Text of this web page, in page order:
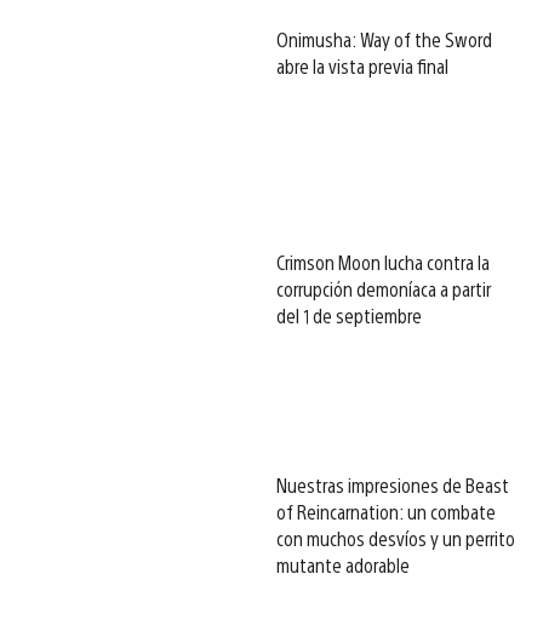
Onimusha: Way of the Sword
abre la vista previa final
Crimson Moon lucha contra la
corrupción demoníaca a partir
del 1 de septiembre
Nuestras impresiones de Beast
of Reincarnation: un combate
con muchos desvíos y un perrito
mutante adorable